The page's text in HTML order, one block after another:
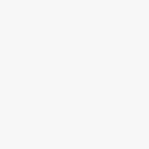
un